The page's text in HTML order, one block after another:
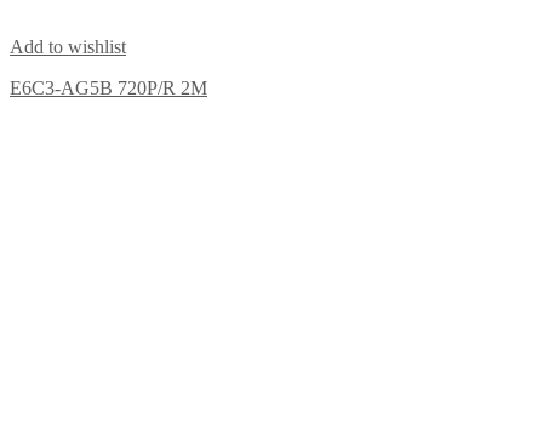
Add to wishlist
E6C3-AG5B 720P/R 2M